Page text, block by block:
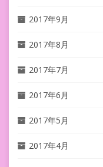
2017年9月
2017年8月
2017年7月
2017年6月
2017年5月
2017年4月